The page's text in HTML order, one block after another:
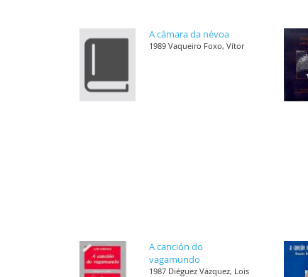
A cámara da névoa
1989 Vaqueiro Foxo, Vítor
A canción do
vagamundo
1987 Diéguez Vázquez, Lois